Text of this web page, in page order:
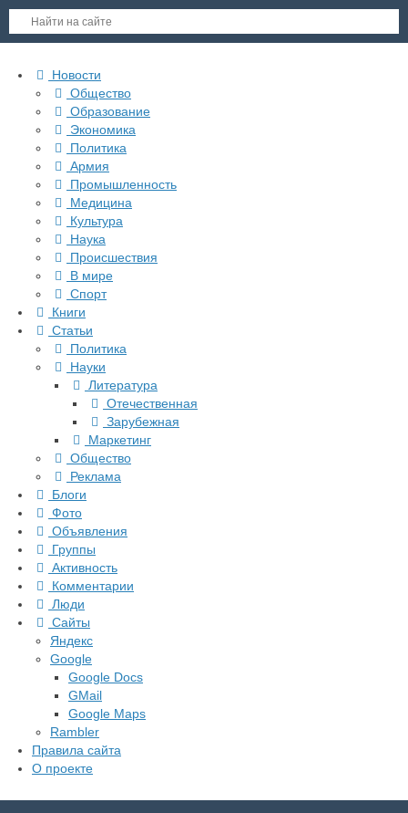
Новости
Общество
Образование
Экономика
Политика
Армия
Промышленность
Медицина
Культура
Наука
Происшествия
В мире
Спорт
Книги
Статьи
Политика
Науки
Литература
Отечественная
Зарубежная
Маркетинг
Общество
Реклама
Блоги
Фото
Объявления
Группы
Активность
Комментарии
Люди
Сайты
Яндекс
Google
Google Docs
GMail
Google Maps
Rambler
Правила сайта
О проекте